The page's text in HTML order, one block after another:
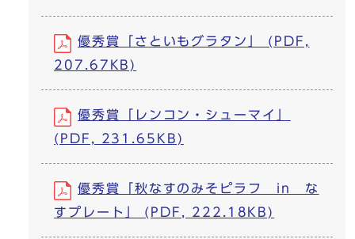
優秀賞「さといもグラタン」 (PDF,
207.67KB)
優秀賞「レンコン・シューマイ」
(PDF, 231.65KB)
優秀賞「秋なすのみそピラフ in な
すプレート」 (PDF, 222.18KB)